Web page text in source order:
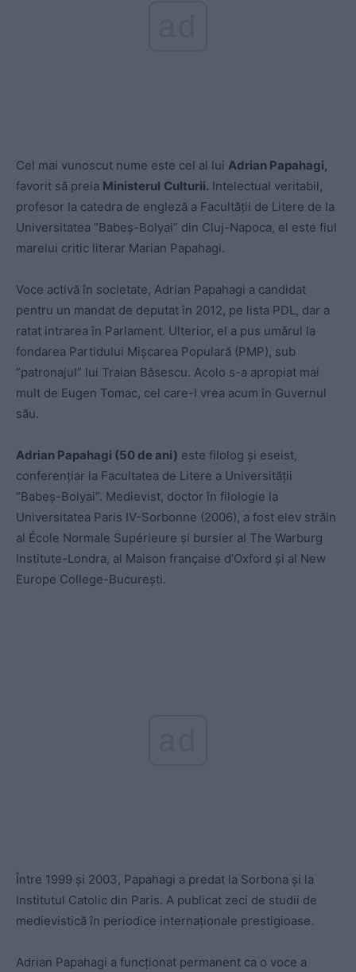
Cel mai vunoscut nume este cel al lui Adrian Papahagi,
favorit să preia Ministerul Culturii. Intelectual veritabil,
profesor la catedra de engleză a Facultății de Litere de la
Universitatea ”Babeș-Bolyai” din Cluj-Napoca, el este fiul
marelui critic literar Marian Papahagi.
Voce activă în societate, Adrian Papahagi a candidat
pentru un mandat de deputat în 2012, pe lista PDL, dar a
ratat intrarea în Parlament. Ulterior, el a pus umărul la
fondarea Partidului Mișcarea Populară (PMP), sub
”patronajul” lui Traian Băsescu. Acolo s-a apropiat mai
mult de Eugen Tomac, cel care-l vrea acum în Guvernul
său.
Adrian Papahagi (50 de ani) este filolog și eseist,
conferențiar la Facultatea de Litere a Universității
”Babeș-Bolyai”. Medievist, doctor în filologie la
Universitatea Paris IV-Sorbonne (2006), a fost elev străin
al École Normale Supérieure și bursier al The Warburg
Institute-Londra, al Maison française d’Oxford și al New
Europe College-București.
Între 1999 și 2003, Papahagi a predat la Sorbona și la
Institutul Catolic din Paris. A publicat zeci de studii de
medievistică în periodice internaționale prestigioase.
Adrian Papahagi a funcționat permanent ca o voce a